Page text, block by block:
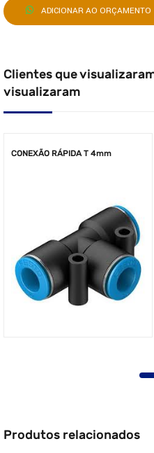
ADICIONAR AO ORÇAMENTO
Clientes que
visualizaram
CONEXÃO RÁPIDA T 4mm
Produtos relacionados